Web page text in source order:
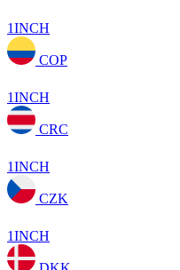
1INCH
COP
1INCH
CRC
1INCH
CZK
1INCH